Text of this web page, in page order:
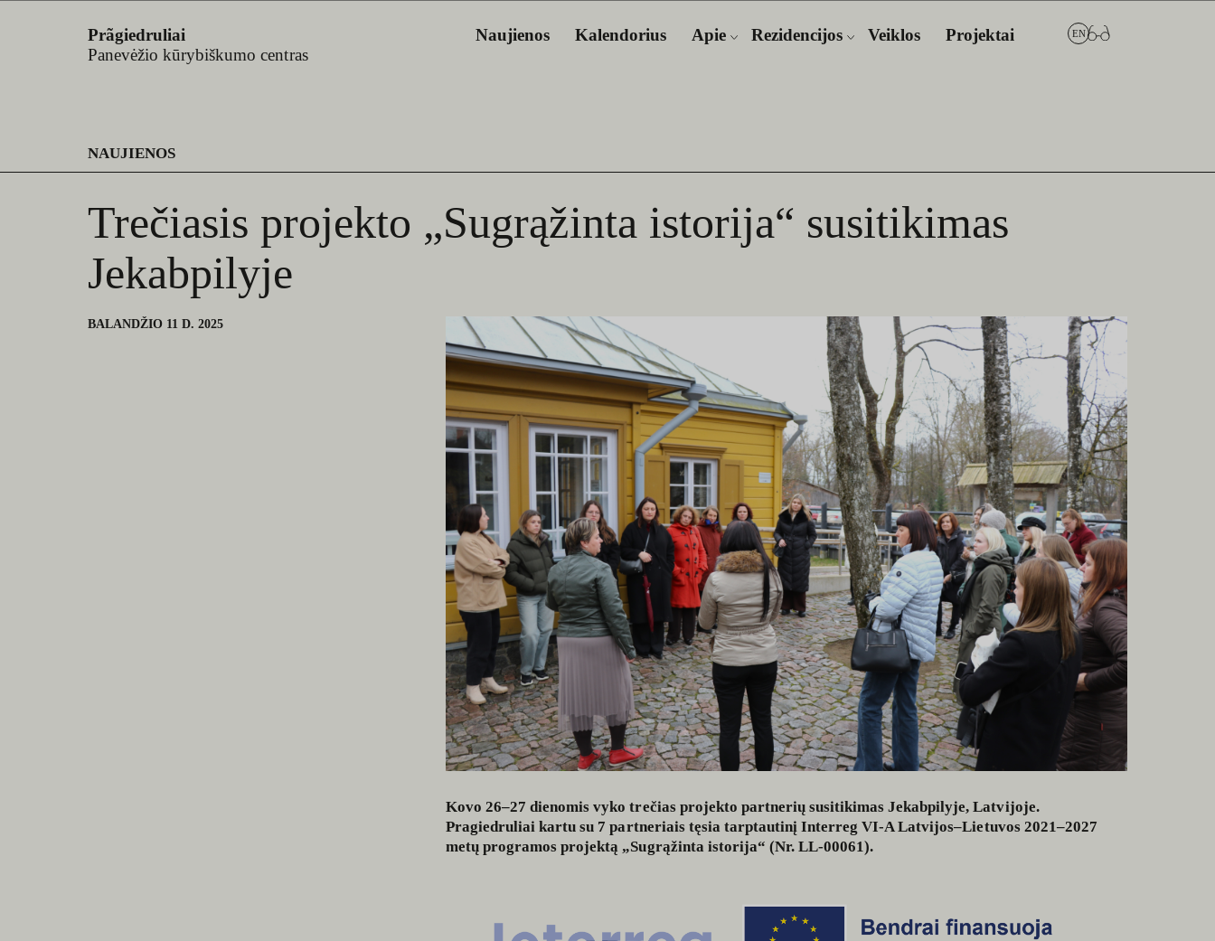
Prãgiedruliai
Panevėžio kūrybiškumo centras
Naujienos Kalendorius Apie Rezidencijos Veiklos Projektai EN
NAUJIENOS
Trečiasis projekto „Sugrąžinta istorija“ susitikimas
Jekabpilyje
BALANDŽIO 11 D. 2025
Kovo 26–27 dienomis vyko trečias projekto partnerių susitikimas Jekabpilyje, Latvijoje.
Pragiedruliai kartu su 7 partneriais tęsia tarptautinį Interreg VI-A Latvijos–Lietuvos 2021–2027
metų programos projektą „Sugrąžinta istorija“ (Nr. LL-00061).